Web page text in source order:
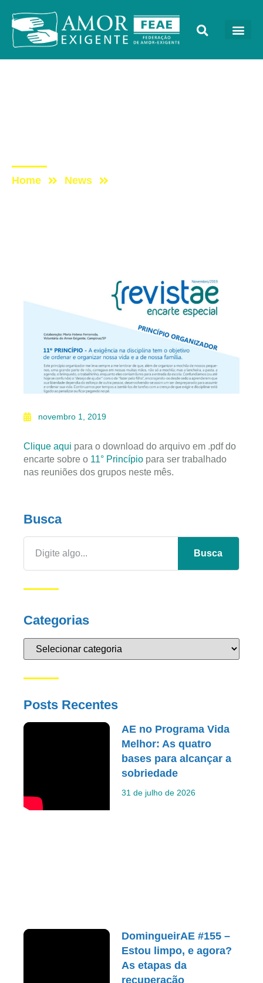
Home News
novembro 1, 2019
Clique aqui para o download do arquivo em .pdf do
encarte sobre o 11° Princípio para ser trabalhado
nas reuniões dos grupos neste mês.
Busca
Busca
Categorias
Posts Recentes
AE no Programa Vida
Melhor: As quatro
bases para alcançar a
sobriedade
31 de julho de 2026
DomingueirAE #155 –
Estou limpo, e agora?
As etapas da
recuperação